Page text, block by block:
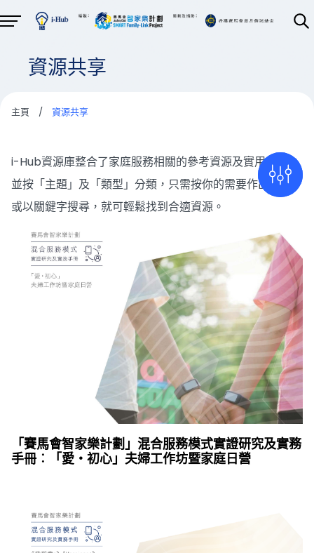
資源共享
主頁 / 資源共享
i-Hub資源庫整合了家庭服務相關的參考資源及實用套材，
並按「主題」及「類型」分類，只需按你的需要作出篩選，
或以關鍵字搜尋，就可輕鬆找到合適資源。
「賽馬會智家樂計劃」混合服務模式實證研究及實務
手冊︰「愛‧初心」夫婦工作坊暨家庭日營